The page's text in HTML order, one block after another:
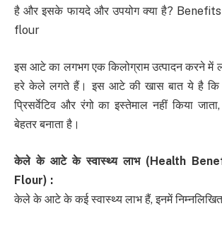
है और इसके फायदे और उपयोग क्या है?
flour
इस आटे का लगभग एक किलोग्राम उत्पादन करने में
हरे केले लगते हैं। इस आटे की खास बात ये है कि
प्रिसर्वेटिव और रंगो का इस्तेमाल नहीं किया
बेहतर बनाता है।
केले के आटे के स्वास्थ्य लाभ (Health
Flour) :
केले के आटे के कई स्वास्थ्य लाभ हैं, इनमें निम्नलिखित